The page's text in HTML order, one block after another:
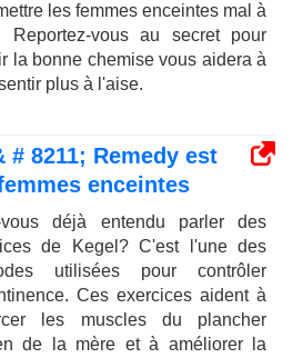
les femmes enceintes mal à
Reportez-vous au secret pour
la bonne chemise vous aidera à
plus à l'aise.
# 8211; Remedy est
enceintes
vous déjà entendu parler des
de Kegel? C'est l'une des
utilisées pour contrôler
Ces exercices aident à
les muscles du plancher
de la mère et à améliorer la